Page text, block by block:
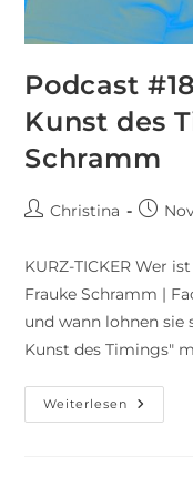
Podcast
Kunst des
Schramm
Christina
KURZ-TICKER Wer
Frauke Schramm |
und wann lohnen sie
Kunst des Timings"
Weiterlesen